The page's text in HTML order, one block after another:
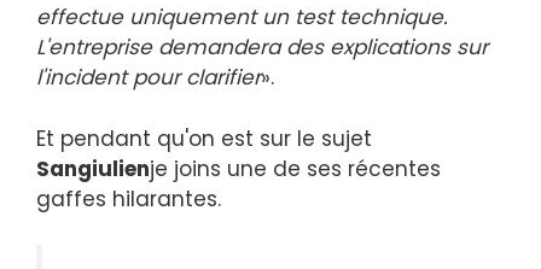
effectue uniquement un test technique.
L'entreprise demandera des explications sur
l'incident pour clarifier».
Et pendant qu'on est sur le sujet
Sangiulienje joins une de ses récentes
gaffes hilarantes.